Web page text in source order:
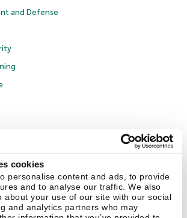
cookies
personalise content and ads, to provide
and to analyse our traffic. We also
about your use of our site with our social
and analytics partners who may
and Defense
Privacybeleid
Licentieovereenkomst B2B
Partners Blog Resource Center
Persberichten